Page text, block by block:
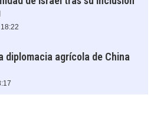
diplomacia agrícola de China